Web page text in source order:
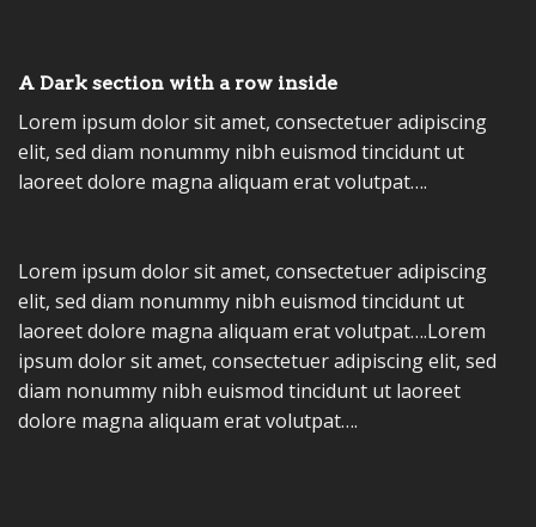
A Dark section with a row inside
Lorem ipsum dolor sit amet, consectetuer adipiscing
elit, sed diam nonummy nibh euismod tincidunt ut
laoreet dolore magna aliquam erat volutpat….
Lorem ipsum dolor sit amet, consectetuer adipiscing
elit, sed diam nonummy nibh euismod tincidunt ut
laoreet dolore magna aliquam erat volutpat….Lorem
ipsum dolor sit amet, consectetuer adipiscing elit, sed
diam nonummy nibh euismod tincidunt ut laoreet
dolore magna aliquam erat volutpat….